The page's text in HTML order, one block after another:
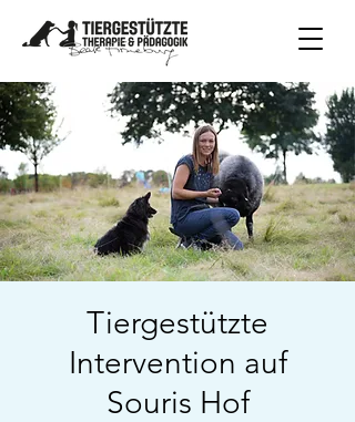
Tiergestützte
Intervention auf
Souris Hof